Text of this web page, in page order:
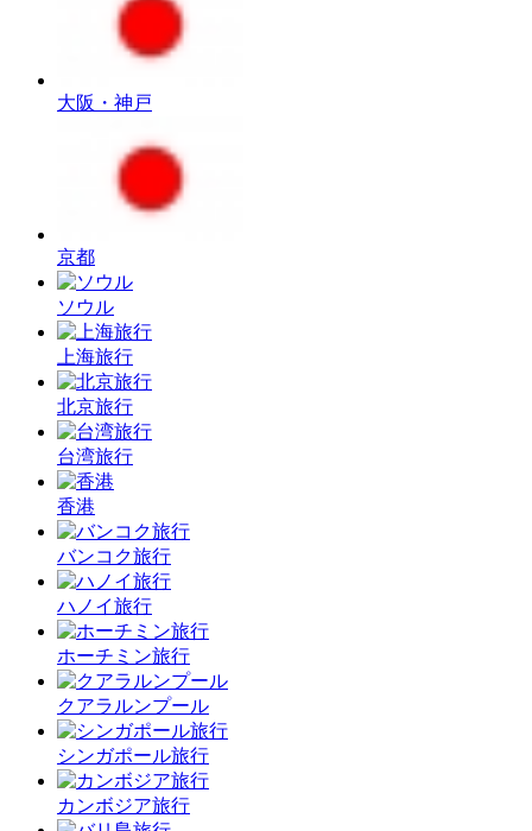
大阪・神戸
京都
ソウル
上海旅行
北京旅行
台湾旅行
香港
バンコク旅行
ハノイ旅行
ホーチミン旅行
クアラルンプール
シンガポール旅行
カンボジア旅行